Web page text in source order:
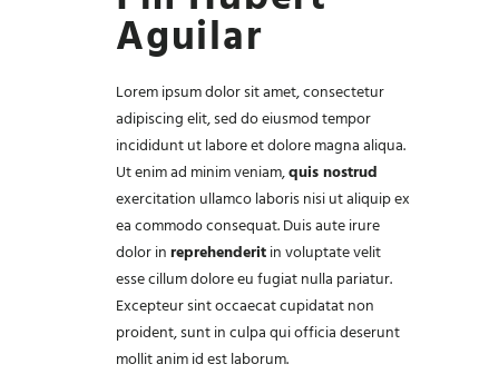
Aguilar
Lorem ipsum dolor sit amet,consectetur
adipiscing elit, sed do eiusmod tempor
incididunt ut labore et dolore magna aliqua.
Ut enim ad minim veniam,quis nostrud
exercitation ullamco laboris nisi ut aliquip ex
ea commodo consequat. Duis aute irure
dolor inreprehenderitin voluptate velit
esse cillum dolore eu fugiat nulla pariatur.
Excepteur sint occaecat cupidatat non
proident, sunt in culpa qui officia deserunt
mollit anim id est laborum.